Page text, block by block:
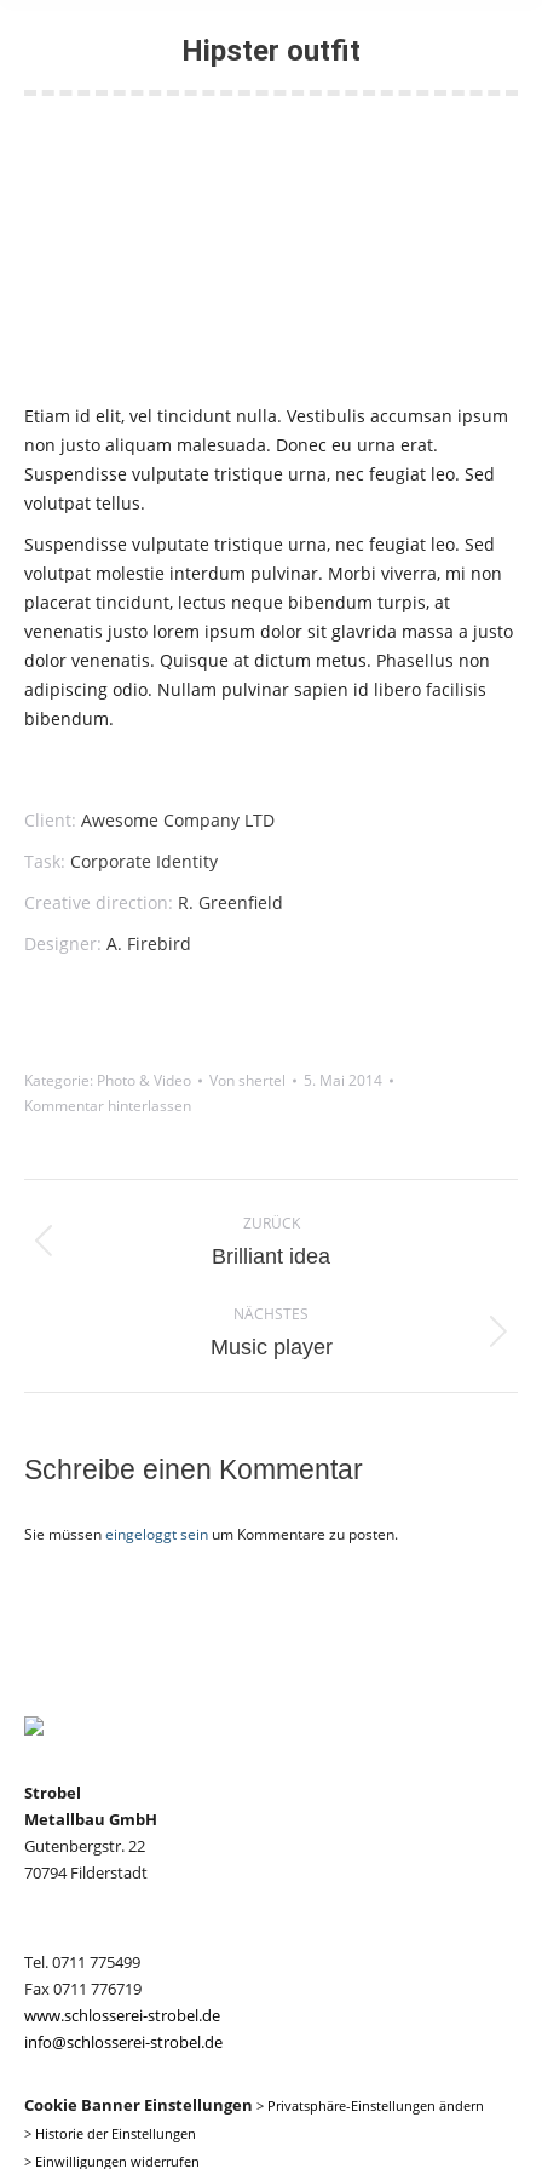
Hipster outfit
Etiam id elit, vel tincidunt nulla. Vestibulis accumsan ipsum
non justo aliquam malesuada. Donec eu urna erat.
Suspendisse vulputate tristique urna, nec feugiat leo. Sed
volutpat tellus.
Suspendisse vulputate tristique urna, nec feugiat leo. Sed
volutpat molestie interdum pulvinar. Morbi viverra, mi non
placerat tincidunt, lectus neque bibendum turpis, at
venenatis justo lorem ipsum dolor sit glavrida massa a justo
dolor venenatis. Quisque at dictum metus. Phasellus non
adipiscing odio. Nullam pulvinar sapien id libero facilisis
bibendum.
Client: Awesome Company LTD
Task: Corporate Identity
Creative direction: R. Greenfield
Designer: A. Firebird
Kategorie: Photo & Video Von shertel
5. Mai 2014
Kommentar hinterlassen
navigation
ZURÜCK
Previous
Brilliant idea
NÄCHSTES
Next
Music player
Schreibe einen Kommentar
Sie müsseneingeloggt sein um Kommentare zu posten.
Strobel
Metallbau GmbH
Gutenbergstr. 22
70794 Filderstadt
Tel. 0711 775499
Fax 0711 776719
www.schlosserei-strobel.de
info@schlosserei-strobel.de
Cookie Banner Einstellungen > Privatsphäre-Einstellungen ändern
> Historie der Einstellungen
> Einwilligungen widerrufen